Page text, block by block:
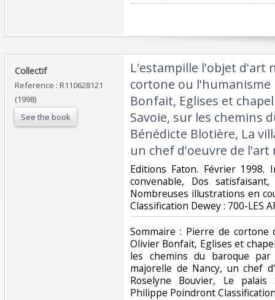
‎Collectif‎
Reference : R110628121
(1998)
See the book
‎L'estampille l'objet d'art
cortone ou l'humanisme
Bonfait, Eglises et
Savoie, sur les chemins
Bénédicte Blotière, La
un chef d'oeuvre de l'art
‎Editions Faton. Février 1998.
convenable, Dos
Nombreuses illustrations en
Classification Dewey : 700-LES
‎Sommaire : Pierre de cortone
Olivier Bonfait, Eglises et
les chemins du baroque
majorelle de Nancy, un chef
Roselyne Bouvier, Le palais
Philippe Poindront